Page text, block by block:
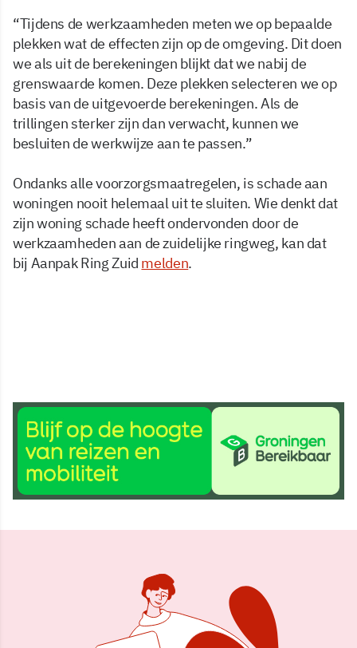
“Tijdens de werkzaamheden meten we op bepaalde
plekken wat de effecten zijn op de omgeving. Dit doen
we als uit de berekeningen blijkt dat we nabij de
grenswaarde komen. Deze plekken selecteren we op
basis van de uitgevoerde berekeningen. Als de
trillingen sterker zijn dan verwacht, kunnen we
besluiten de werkwijze aan te passen.”
Ondanks alle voorzorgsmaatregelen, is schade aan
woningen nooit helemaal uit te sluiten. Wie denkt dat
zijn woning schade heeft ondervonden door de
werkzaamheden aan de zuidelijke ringweg, kan dat
bij Aanpak Ring Zuid melden.
16 mei 2019, 09:45
Delen